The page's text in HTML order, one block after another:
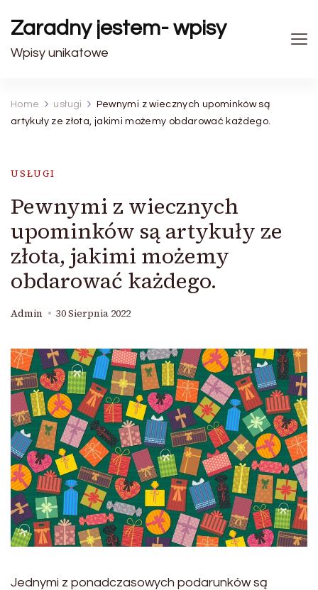
Zaradny jestem- wpisy
Wpisy unikatowe
Home usługi
Pewnymi z wiecznych upominków są
artykuły ze złota, jakimi możemy obdarować każdego.
USŁUGI
Pewnymi z wiecznych
upominków są artykuły ze
złota, jakimi możemy
obdarować każdego.
Admin 30 Sierpnia 2022
Jednymi z ponadczasowych podarunków są